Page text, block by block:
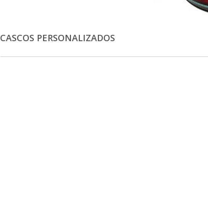
CASCOS PERSONALIZADOS